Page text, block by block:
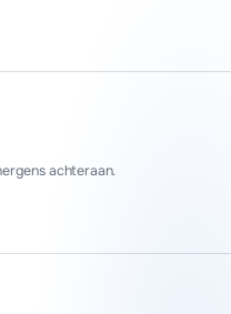
achteraan.